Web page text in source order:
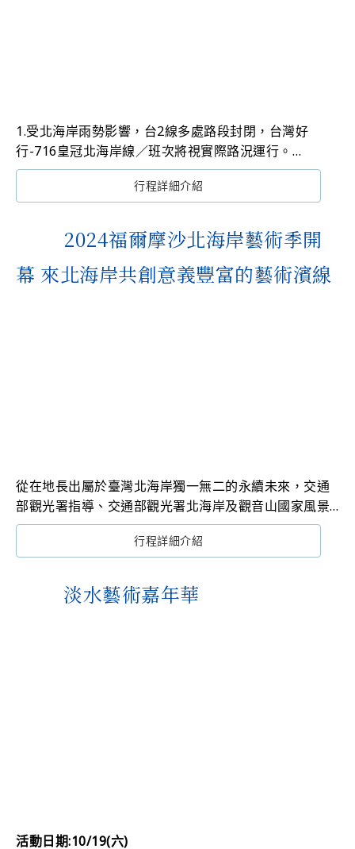
1.受北海岸雨勢影響，台2線多處路段封閉，台灣好
行-716皇冠北海岸線／班次將視實際路況運行。
2.2024福爾摩沙北海岸藝術季10/5（六）「走訪芝蘭三
10/5（六）新北市三芝區、石門區、金山區、萬里區等
地停班停課，基於整體安全的考量，相關活動將取消辦
理。
造成您的不便敬請見諒！
行程詳細介紹
2024福爾摩沙北海岸藝術季開
幕 來北海岸共創意義豐富的藝術濱線
從在地長出屬於臺灣北海岸獨一無二的永續未來，交通
部觀光署指導、交通部觀光署北海岸及觀音山國家風景
區管理處（下稱北觀處）主辦、北海岸在地知名的朱銘
美術館承辦的「2024福爾摩沙北海岸藝術季」，今
川處長、新北市政府觀光旅遊局楊宗珉局長、廖先翔立
法委員國會辦公室李清主任、周雅玲議員、鄭宇恩議員
行程詳細介紹
淡水藝術嘉年華
活動日期:10/19(六)